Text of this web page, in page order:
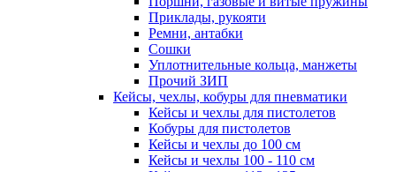
Приклады, рукояти
Ремни, антабки
Сошки
Уплотнительные кольца, манжеты
Прочий ЗИП
Кейсы, чехлы, кобуры для пневматики
Кейсы и чехлы для пистолетов
Кобуры для пистолетов
Кейсы и чехлы до 100 см
Кейсы и чехлы 100 - 110 см